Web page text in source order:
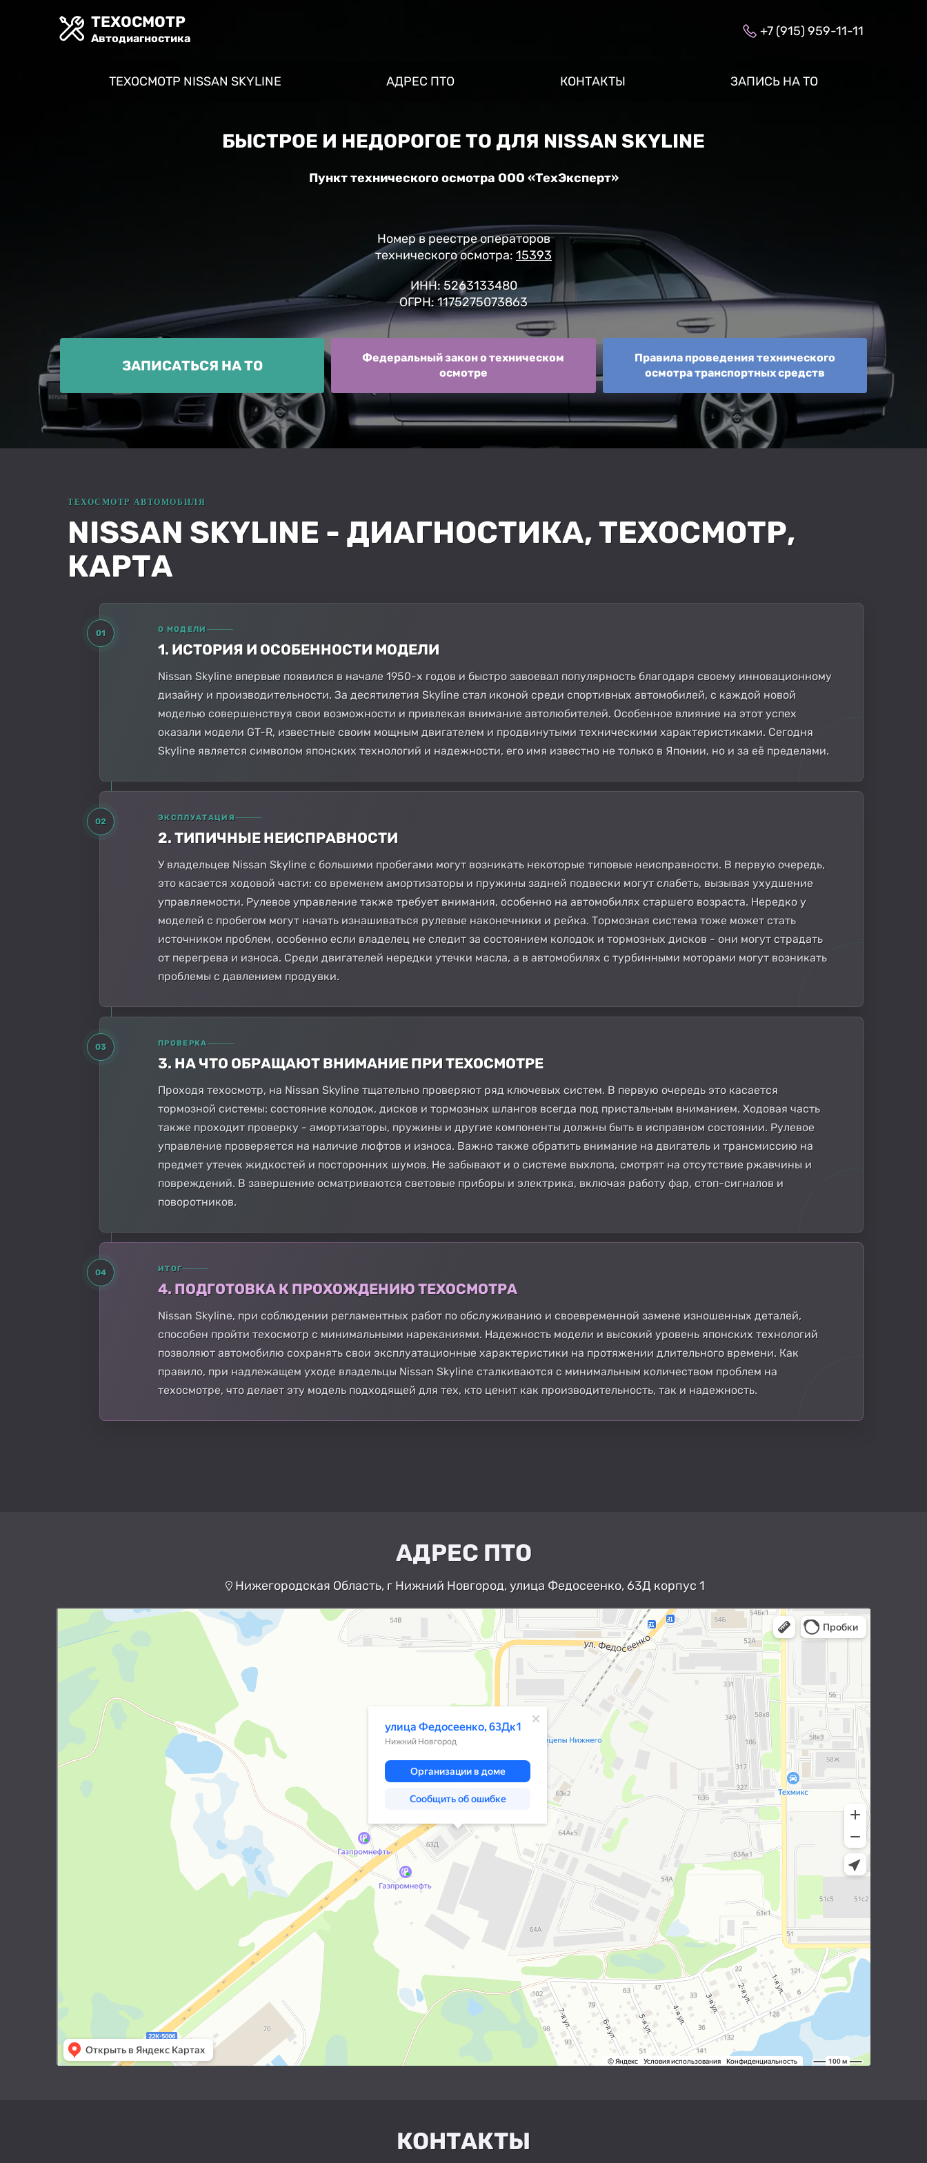
ТЕХОСМОТР
Автодиагностика +7 (915) 959-11-11
ТЕХОСМОТР NISSAN SKYLINE АДРЕС ПТО КОНТАКТЫ ЗАПИСЬ НА ТО
БЫСТРОЕ И НЕДОРОГОЕ ТО ДЛЯ NISSAN SKYLINE
Пункт технического осмотра ООО «ТехЭксперт»
Номер в реестре операторов
технического осмотра: 15393
ИНН: 5263133480
ОГРН: 1175275073863
ЗАПИСАТЬСЯ НА ТО
Федеральный закон о техническом
осмотре
Правила проведения технического
осмотра транспортных средств
NISSAN SKYLINE - ДИАГНОСТИКА, ТЕХОСМОТР,
КАРТА
01 О МОДЕЛИ
1. ИСТОРИЯ И ОСОБЕННОСТИ МОДЕЛИ
Nissan Skyline впервые появился в начале 1950-х годов и быстро завоевал популярность благодаря своему инновационному
дизайну и производительности. За десятилетия Skyline стал иконой среди спортивных автомобилей, с каждой новой
моделью совершенствуя свои возможности и привлекая внимание автолюбителей. Особенное влияние на этот успех
оказали модели GT-R, известные своим мощным двигателем и продвинутыми техническими характеристиками. Сегодня
Skyline является символом японских технологий и надежности, его имя известно не только в Японии, но и за её пределами.
02 ЭКСПЛУАТАЦИЯ
2. ТИПИЧНЫЕ НЕИСПРАВНОСТИ
У владельцев Nissan Skyline с большими пробегами могут возникать некоторые типовые неисправности. В первую очередь,
это касается ходовой части: со временем амортизаторы и пружины задней подвески могут слабеть, вызывая ухудшение
управляемости. Рулевое управление также требует внимания, особенно на автомобилях старшего возраста. Нередко у
моделей с пробегом могут начать изнашиваться рулевые наконечники и рейка. Тормозная система тоже может стать
источником проблем, особенно если владелец не следит за состоянием колодок и тормозных дисков - они могут страдать
от перегрева и износа. Среди двигателей нередки утечки масла, а в автомобилях с турбинными моторами могут возникать
проблемы с давлением продувки.
03 ПРОВЕРКА
3. НА ЧТО ОБРАЩАЮТ ВНИМАНИЕ ПРИ ТЕХОСМОТРЕ
Проходя техосмотр, на Nissan Skyline тщательно проверяют ряд ключевых систем. В первую очередь это касается
тормозной системы: состояние колодок, дисков и тормозных шлангов всегда под пристальным вниманием. Ходовая часть
также проходит проверку - амортизаторы, пружины и другие компоненты должны быть в исправном состоянии. Рулевое
управление проверяется на наличие люфтов и износа. Важно также обратить внимание на двигатель и трансмиссию на
предмет утечек жидкостей и посторонних шумов. Не забывают и о системе выхлопа, смотрят на отсутствие ржавчины и
повреждений. В завершение осматриваются световые приборы и электрика, включая работу фар, стоп-сигналов и
поворотников.
04 ИТОГ
4. ПОДГОТОВКА К ПРОХОЖДЕНИЮ ТЕХОСМОТРА
Nissan Skyline, при соблюдении регламентных работ по обслуживанию и своевременной замене изношенных деталей,
способен пройти техосмотр с минимальными нареканиями. Надежность модели и высокий уровень японских технологий
позволяют автомобилю сохранять свои эксплуатационные характеристики на протяжении длительного времени. Как
правило, при надлежащем уходе владельцы Nissan Skyline сталкиваются с минимальным количеством проблем на
техосмотре, что делает эту модель подходящей для тех, кто ценит как производительность, так и надежность.
АДРЕС ПТО
Нижегородская Область, г Нижний Новгород, улица Федосеенко, 63Д корпус 1
Нижний Новгород
Улица Федосеенко, 63Дк1 — Яндекс Карты
КОНТАКТЫ